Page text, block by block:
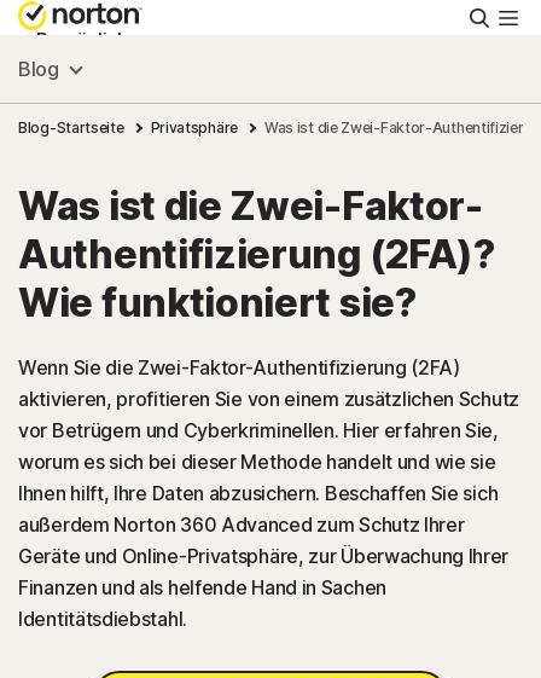
Persönlich
Small Business
Ressourcen
Support
Deutschland
Einloggen
Blog
Blog-Startseite Privatsphäre Was ist die Zwei-Faktor-
Was ist die Zwei-Faktor-
Authentifizierung (2FA)?
Wie funktioniert sie?
Wenn Sie die Zwei-Faktor-Authentifizierung (2FA)
aktivieren, profitieren Sie von einem zusätzlichen Schutz
vor Betrügern und Cyberkriminellen. Hier erfahren Sie,
worum es sich bei dieser Methode handelt und wie sie
Ihnen hilft, Ihre Daten abzusichern. Beschaffen Sie sich
außerdem Norton 360 Advanced zum Schutz Ihrer
Geräte und Online-Privatsphäre, zur Überwachung Ihrer
Finanzen und als helfende Hand in Sachen
Identitätsdiebstahl.